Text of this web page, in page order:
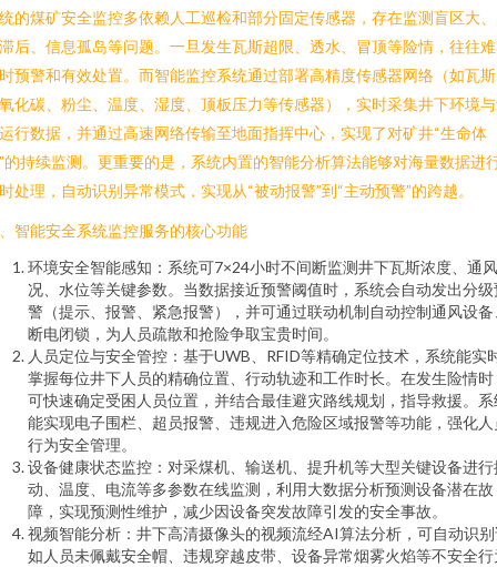
的煤矿安全监控多依赖人工巡检和部分固定传感器，存在监测盲区大
后、信息孤岛等问题。一旦发生瓦斯超限、透水、冒顶等险情，往往
预警和有效处置。而智能监控系统通过部署高精度传感器网络（如瓦
化碳、粉尘、温度、湿度、顶板压力等传感器），实时采集井下环境
行数据，并通过高速网络传输至地面指挥中心，实现了对矿井“生命体
的持续监测。更重要的是，系统内置的智能分析算法能够对海量数据进
处理，自动识别异常模式，实现从“被动报警”到“主动预警”的跨越。
智能安全系统监控服务的核心功能
环境安全智能感知：系统可7×24小时不间断监测井下瓦斯浓度、通
况、水位等关键参数。当数据接近预警阈值时，系统会自动发出分级
警（提示、报警、紧急报警），并可通过联动机制自动控制通风设备
断电闭锁，为人员疏散和抢险争取宝贵时间。
人员定位与安全管控：基于UWB、RFID等精确定位技术，系统能实
掌握每位井下人员的精确位置、行动轨迹和工作时长。在发生险情时
可快速确定受困人员位置，并结合最佳避灾路线规划，指导救援。系
能实现电子围栏、超员报警、违规进入危险区域报警等功能，强化人
行为安全管理。
设备健康状态监控：对采煤机、输送机、提升机等大型关键设备进行
动、温度、电流等多参数在线监测，利用大数据分析预测设备潜在故
障，实现预测性维护，减少因设备突发故障引发的安全事故。
视频智能分析：井下高清摄像头的视频流经AI算法分析，可自动识
如人员未佩戴安全帽、违规穿越皮带、设备异常烟雾火焰等不安全行